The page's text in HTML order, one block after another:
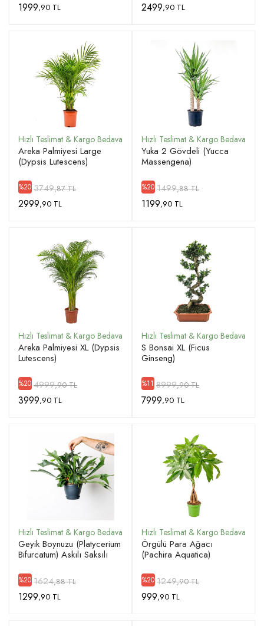
1999,90 TL 2499,90 TL
Areka Palmiyesi Large
(Dypsis Lutescens)
%20 3749,87 TL
2999,90 TL
Yuka 2 Gövdeli (Yucca
Massengena)
%20 1499,88 TL
1199,90 TL
Areka Palmiyesi XL (Dypsis
Lutescens)
%20 4999,90 TL
3999,90 TL
S Bonsai XL (Ficus
Ginseng)
%11 8999,90 TL
7999,90 TL
Geyik Boynuzu (Platycerium
Bifurcatum) Askılı Saksılı
%20 1624,88 TL
1299,90 TL
Örgülü Para Ağacı
(Pachira Aquatica)
%20 1249,90 TL
999,90 TL